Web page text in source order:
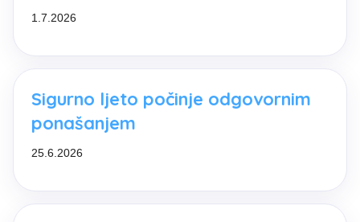
1.7.2026
Sigurno ljeto počinje odgovornim
ponašanjem
25.6.2026